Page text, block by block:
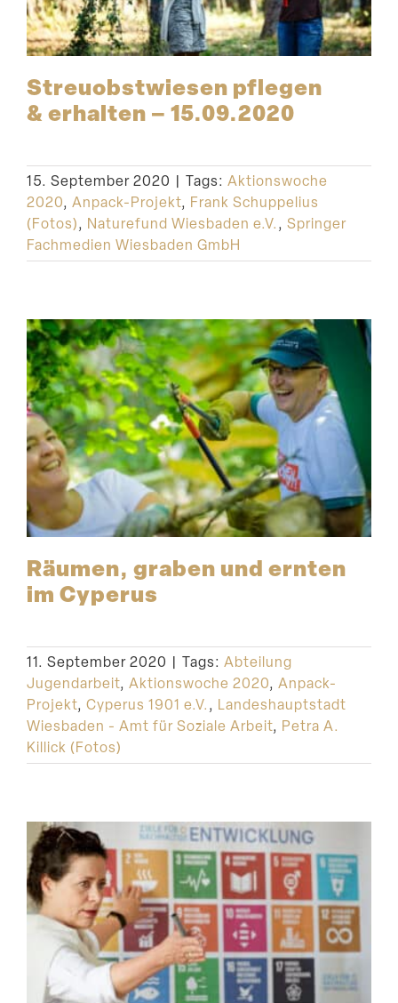
Streu­obst­wiesen pflegen
& erhalten – 15.09.2020
15. September 2020 | Tags: Aktionswoche
2020, Anpack-Projekt, Frank Schuppelius
(Fotos), Naturefund Wiesbaden e.V., Springer
Fachmedien Wiesbaden GmbH
Räumen, graben und ernten
im Cyperus
11. September 2020 | Tags: Abteilung
Jugendarbeit, Aktionswoche 2020, Anpack-
Projekt, Cyperus 1901 e.V., Landeshauptstadt
Wiesbaden - Amt für Soziale Arbeit, Petra A.
Killick (Fotos)